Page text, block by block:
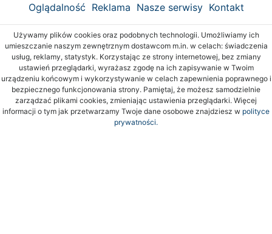
Oglądalność Reklama Nasze serwisy Kontakt
Używamy plików cookies oraz podobnych technologii. Umożliwiamy ich
umieszczanie naszym zewnętrznym dostawcom m.in. w celach: świadczenia
usług, reklamy, statystyk. Korzystając ze strony internetowej, bez zmiany
ustawień przeglądarki, wyrażasz zgodę na ich zapisywanie w Twoim
urządzeniu końcowym i wykorzystywanie w celach zapewnienia poprawnego i
bezpiecznego funkcjonowania strony. Pamiętaj, że możesz samodzielnie
zarządzać plikami cookies, zmieniając ustawienia przeglądarki. Więcej
informacji o tym jak przetwarzamy Twoje dane osobowe znajdziesz w polityce
prywatności.